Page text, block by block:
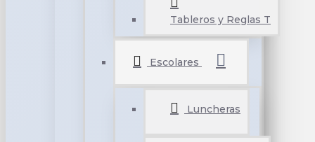
Tableros y Reglas T
Escolares
Luncheras